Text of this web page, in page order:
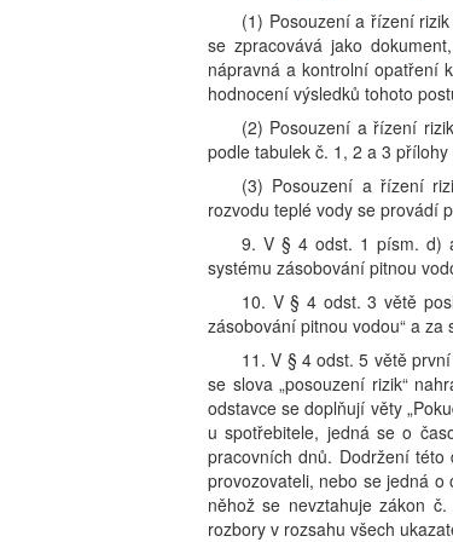
(1) Posouzení a řízení
se zpracovává jako
nápravná a kontrolní opatření
hodnocení výsledků tohoto
(2) Posouzení a řízení
podle tabulek č. 1, 2 a 3
(3) Posouzení a řízení
rozvodu teplé vody se provádí
9. V § 4 odst. 1 písm. d)
systému zásobování pitnou
10. V § 4 odst. 3 větě
zásobování pitnou vodou“ a za
11. V § 4 odst. 5 větě
se slova „posouzení rizik“
odstavce se doplňují věty
u spotřebitele, jedná se o
pracovních dnů. Dodržení
provozovateli, nebo se jedná
něhož se nevztahuje zákon
rozbory v rozsahu všech